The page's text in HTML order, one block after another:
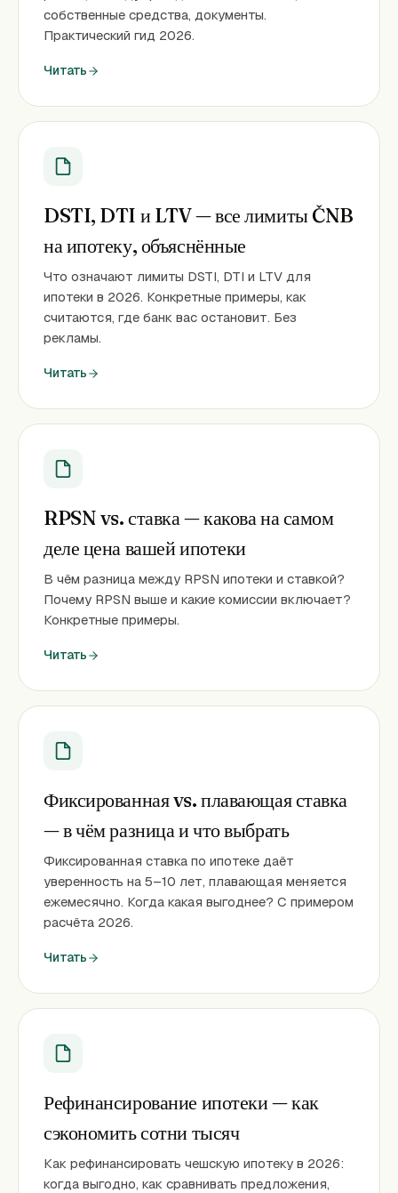
собственные средства, документы.
Практический гид 2026.
Читать
DSTI, DTI и LTV — все лимиты ČNB
на ипотеку, объяснённые
Что означают лимиты DSTI, DTI и LTV для
ипотеки в 2026. Конкретные примеры, как
считаются, где банк вас остановит. Без
рекламы.
Читать
RPSN vs. ставка — какова на самом
деле цена вашей ипотеки
В чём разница между RPSN ипотеки и ставкой?
Почему RPSN выше и какие комиссии включает?
Конкретные примеры.
Читать
Фиксированная vs. плавающая ставка
— в чём разница и что выбрать
Фиксированная ставка по ипотеке даёт
уверенность на 5–10 лет, плавающая меняется
ежемесячно. Когда какая выгоднее? С примером
расчёта 2026.
Читать
Рефинансирование ипотеки — как
сэкономить сотни тысяч
Как рефинансировать чешскую ипотеку в 2026:
когда выгодно, как сравнивать предложения,